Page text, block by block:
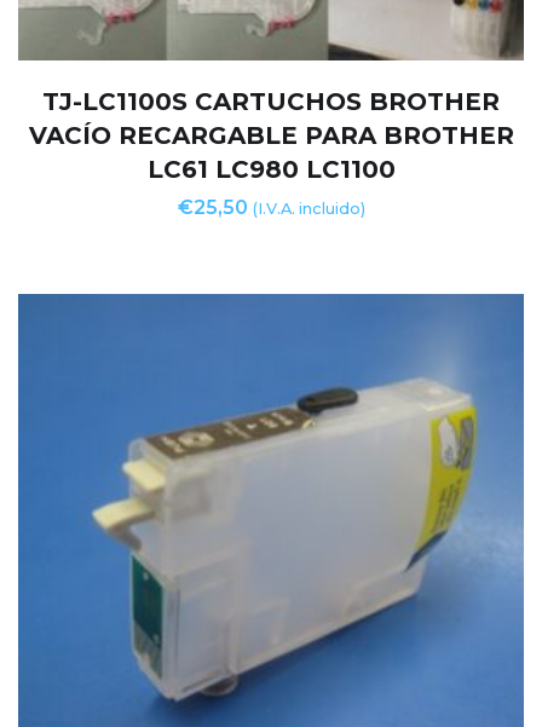
TJ-LC1100S CARTUCHOS BROTHER
VACÍO RECARGABLE PARA BROTHER
LC61 LC980 LC1100
€25,50 (I.V.A. incluido)